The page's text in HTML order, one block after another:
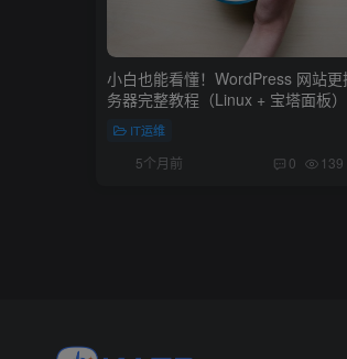
小白也能看懂！WordPress 网站更
务器完整教程（Linux + 宝塔面板）
IT运维
5个月前 0 139